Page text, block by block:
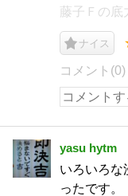
藤子Ｆの底
ナイス
コメント(0)
yasu hytm
いろいろな
ったです。